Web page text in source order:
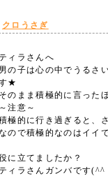
クロうさぎ
ィラさんへ
男の子は心の中でうるさ
★
そのまま積極的に言った
～注意～
極的に行き過ぎると、
ので積極的なのはイイ
に立てましたか？
ィラさんガンバです